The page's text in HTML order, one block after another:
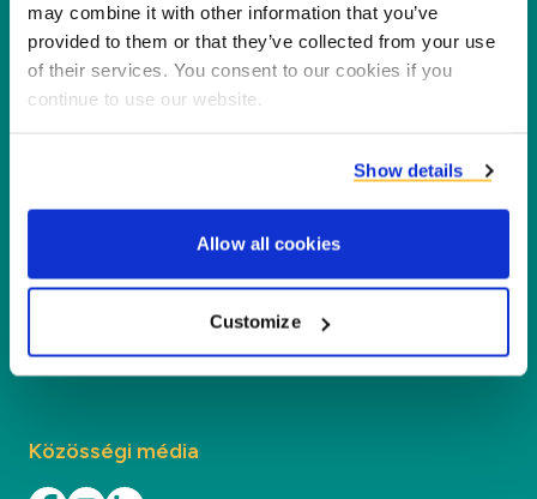
may combine it with other information that you’ve
provided to them or that they’ve collected from your use
of their services. You consent to our cookies if you
continue to use our website.
Show details
Allow all cookies
Customize
értéket teremtsen partnereink és a környezet
számára a melléktermékek új termékekké,
szolgáltatásokká és alkalmazásokká történő
Keresse meg a helyi irodánkat
Közösségi média